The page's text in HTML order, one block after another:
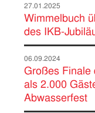
27.01.2025
Wimmelbuch
des IKB-
06.09.2024
Großes Finale
als 2.000
Abwasserfest